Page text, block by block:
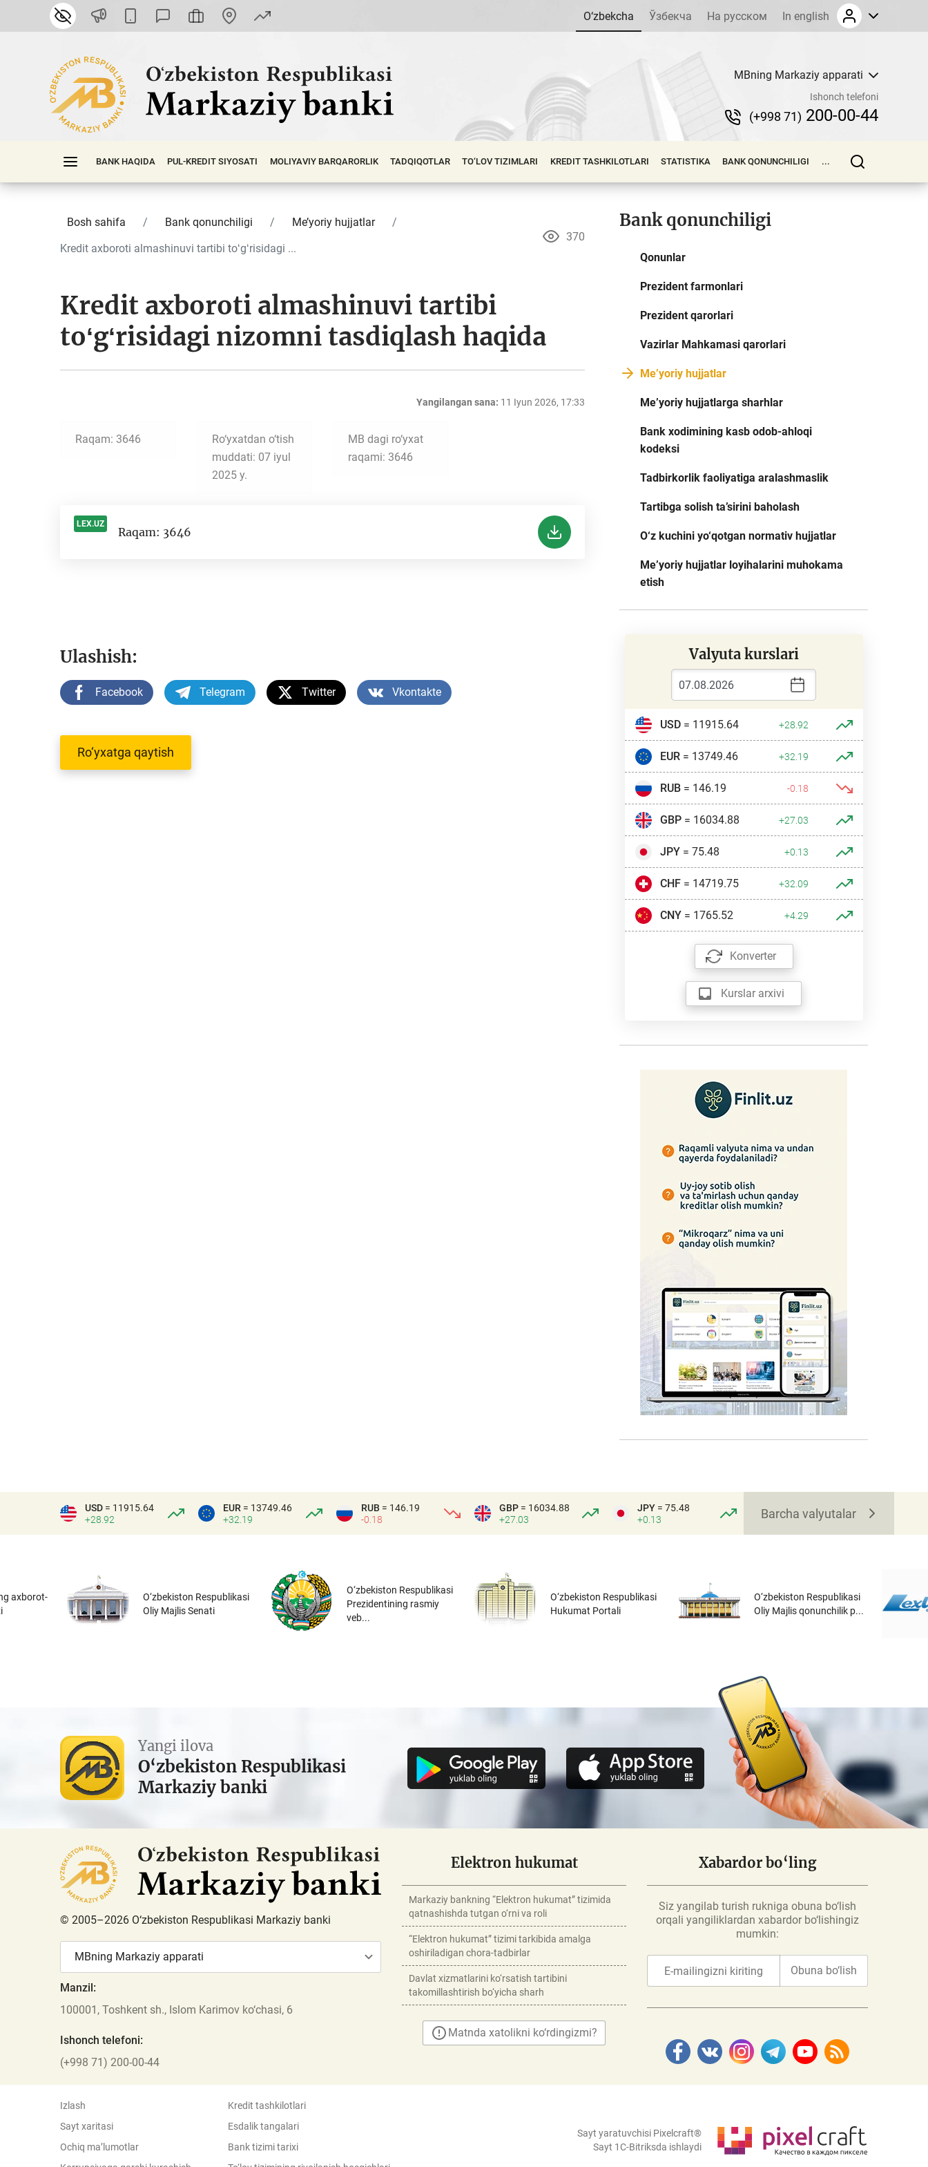
O‘zbekcha Ўзбекча На русском In english
MBning Markaziy apparati
Ishonch telefoni
(+998 71) 200-00-44
BANK HAQIDA PUL-KREDIT SIYOSATI MOLIYAVIY BАRQАRОRLIK TADQIQOTLAR TO‘LOV TIZIMLARI KREDIT TASHKILOTLARI STATISTIKA BANK QONUNCHILIGI ...
Bosh sahifa Bank qonunchiligi
Me’yoriy hujjatlar
Kredit axboroti almashinuvi tartibi toʻgʻrisidagi ...
370
Kredit axboroti almashinuvi tartibi
toʻgʻrisidagi nizomni tasdiqlash haqida
Yangilangan sana: 11 Iyun 2026, 17:33
Raqam: 3646
Ro‘yxatdan o‘tish
muddati: 07 iyul
2025 y.
MB dagi ro‘yxat
raqami: 3646
LEX.UZ
Raqam: 3646
Ulashish:
Facebook Telegram Twitter Vkontakte
Ro‘yxatga qaytish
Bank qonunchiligi
Qonunlar
Prezident farmonlari
Prezident qarorlari
Vazirlar Mahkamasi qarorlari
Me’yoriy hujjatlar
Me’yoriy hujjatlarga sharhlar
Bank xodimining kasb odob-ahloqi
kodeksi
Tadbirkorlik faoliyatiga aralashmaslik
Tartibga solish ta’sirini baholash
O‘z kuchini yo‘qotgan normativ hujjatlar
Me’yoriy hujjatlar loyihalarini muhokama
etish
Valyuta kurslari
USD= 11915.64 +28.92
EUR= 13749.46 +32.19
RUB= 146.19 -0.18
GBP= 16034.88 +27.03
JPY= 75.48 +0.13
CHF= 14719.75 +32.09
CNY= 1765.52 +4.29
Konverter
Kurslar arxivi
USD = 11915.64
+28.92
EUR = 13749.46
+32.19
RUB = 146.19
-0.18
GBP = 16034.88
+27.03
JPY = 75.48
+0.13
Barcha valyutalar
axborot-
O‘zbekiston Respublikasi
Oliy Majlis Senati
O‘zbekiston Respublikasi
Prezidentining rasmiy
veb...
O‘zbekiston Respublikasi
Hukumat Portali
O‘zbekiston Respublikasi
Oliy Majlis qonunchilik p...
Yangi ilova
O‘zbekiston Respublikasi
Markaziy banki
© 2005–2026 O‘zbekiston Respublikasi Markaziy banki
MBning Markaziy apparati
Manzil:
100001, Toshkent sh., Islom Karimov ko‘chasi, 6
Ishonch telefoni:
(+998 71) 200-00-44
Elektron hukumat
Markaziy bankning “Elektron hukumat” tizimida
qatnashishda tutgan o‘rni va roli
“Elektron hukumat” tizimi tarkibida amalga
oshiriladigan chora-tadbirlar
Davlat xizmatlarini ko‘rsatish tartibini
takomillashtirish bo‘yicha sharh
Matnda xatolikni ko‘rdingizmi?
Xabardor bo‘ling
Siz yangilab turish rukniga obuna bo‘lish
orqali yangiliklardan xabardor bo‘lishingiz
mumkin:
Obuna bo‘lish
Izlash
Sayt xaritasi
Ochiq ma’lumotlar
Kredit tashkilotlari
Esdalik tangalari
Bank tizimi tarixi
Sayt yaratuvchisi Pixelcraft®
Sayt 1C-Bitriksda ishlaydi